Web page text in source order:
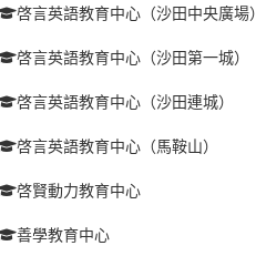
啓言英語教育中心（沙田中央廣場）
啓言英語教育中心（沙田第一城）
啓言英語教育中心（沙田連城）
啓言英語教育中心（馬鞍山）
啓賢動力教育中心
善學教育中心